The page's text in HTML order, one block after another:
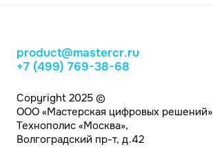
product@mastercr.ru
+7 (499) 769-38-68
Copyright 2025 ©
ООО «Мастерская цифровых решений»
Технополис «Москва»,
Волгоградский пр-т, д.42